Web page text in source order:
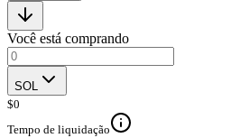
Você está comprando
SOL
$0
Tempo de liquidação